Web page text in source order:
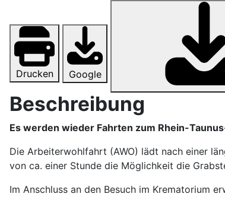
Drucken Google
Beschreibung
Es werden wieder Fahrten zum Rhein-
Die Arbeiterwohlfahrt (AWO) lädt nach einer
von ca. einer Stunde die Möglichkeit die
Im Anschluss an den Besuch im Krematorium